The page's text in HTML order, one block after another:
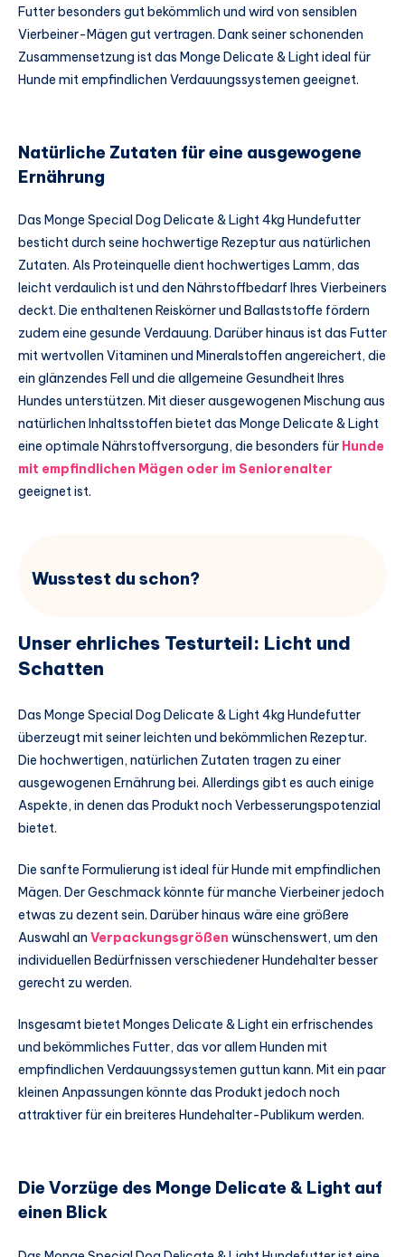
Futter besonders gut bekömmlich und wird von sensiblen
Vierbeiner-Mägen gut vertragen. Dank seiner schonenden
Zusammensetzung ist das Monge Delicate & Light ideal für
Hunde mit empfindlichen Verdauungssystemen geeignet.
Natürliche Zutaten für eine ausgewogene
Ernährung
Das Monge Special Dog Delicate & Light 4kg Hundefutter
besticht durch seine hochwertige Rezeptur aus natürlichen
Zutaten. Als Proteinquelle dient hochwertiges Lamm, das
leicht verdaulich ist und den Nährstoffbedarf Ihres Vierbeiners
deckt. Die enthaltenen Reiskörner und Ballaststoffe fördern
zudem eine gesunde Verdauung. Darüber hinaus ist das Futter
mit wertvollen Vitaminen und Mineralstoffen angereichert, die
ein glänzendes Fell und die allgemeine Gesundheit Ihres
Hundes unterstützen. Mit dieser ausgewogenen Mischung aus
natürlichen Inhaltsstoffen bietet das Monge Delicate & Light
eine optimale Nährstoffversorgung, die besonders für Hunde
mit empfindlichen Mägen oder im Seniorenalter
geeignet ist.
Wusstest du schon?
Unser ehrliches Testurteil: Licht und
Schatten
Das Monge Special Dog Delicate & Light 4kg Hundefutter
überzeugt mit seiner leichten und bekömmlichen Rezeptur.
Die hochwertigen, natürlichen Zutaten tragen zu einer
ausgewogenen Ernährung bei. Allerdings gibt es auch einige
Aspekte, in denen das Produkt noch Verbesserungspotenzial
bietet.
Die sanfte Formulierung ist ideal für Hunde mit empfindlichen
Mägen. Der Geschmack könnte für manche Vierbeiner jedoch
etwas zu dezent sein. Darüber hinaus wäre eine größere
Auswahl an Verpackungsgrößen wünschenswert, um den
individuellen Bedürfnissen verschiedener Hundehalter besser
gerecht zu werden.
Insgesamt bietet Monges Delicate & Light ein erfrischendes
und bekömmliches Futter, das vor allem Hunden mit
empfindlichen Verdauungssystemen guttun kann. Mit ein paar
kleinen Anpassungen könnte das Produkt jedoch noch
attraktiver für ein breiteres Hundehalter-Publikum werden.
Die Vorzüge des Monge Delicate & Light auf
einen Blick